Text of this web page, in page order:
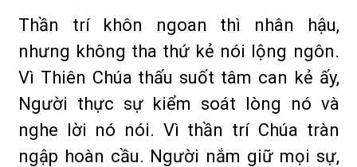
Thần trí khôn ngoan thì nhân hậu,
nhưng không tha thứ kẻ nói lộng ngôn.
Vì Thiên Chúa thấu suốt tâm can kẻ ấy,
Người thực sự kiểm soát lòng nó và
nghe lời nó nói. Vì thần trí Chúa tràn
ngập hoàn cầu. Người nắm giữ mọi sự,